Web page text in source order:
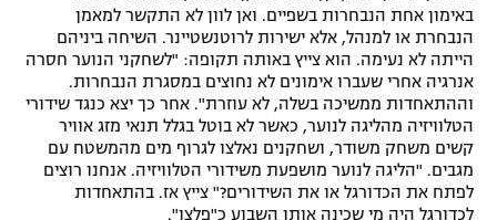
באימון אחת הנבחרות בשפיים. ואן לוון לא התקשר למאמן
הנבחרת או למנהל, אלא ישירות לרוטנשטיינר. השיחה ביניהם
הייתה לא נעימה. הוא צייץ באותה תקופה: "לשחקני הנוער חסרה
אנרגיה אחרי שעברו אימונים לא נחוצים במסגרת הנבחרות.
וההתאחדות ממשיכה בשלה, לא עוזרת". אחר כך יצא כנגד שידורי
הטלוויזיה מהליגה לנוער, כאשר לא בוטל בגלל תנאי מזג אוויר
קשים משחק משודר, ושחקנים נאלצו לגרוף מים מהמשטח עם
מגבים. "הליגה לנוער מושפעת משידורי הטלוויזיה. אנחנו רוצים
לפתח את הכדורגל או את השידורים?" צייץ אז. בהתאחדות
לכדורגל היה מי שכינה אותו השבוע כ"פלצן".